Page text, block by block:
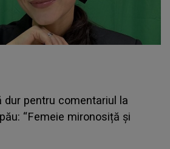
dur pentru comentariul la
“Femeie mironosiță și